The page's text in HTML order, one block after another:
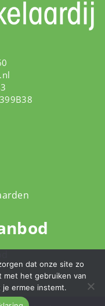
dat onze site zo
met het gebruiken van
ermee instemt.